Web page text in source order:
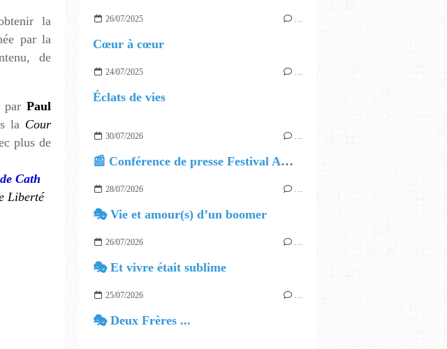
la
par la
de
par Paul
la Cour
plus de
Cath
Liberté
26/07/2025 …
Cœur à cœur
24/07/2025 …
Éclats de vies
30/07/2026 …
📰 Conférence de presse Festival AOUT
28/07/2026 …
🎭 Vie et amour(s) d’un boomer
26/07/2026 …
🎭 Et vivre était sublime
25/07/2026 …
🎭 Deux Frères ...